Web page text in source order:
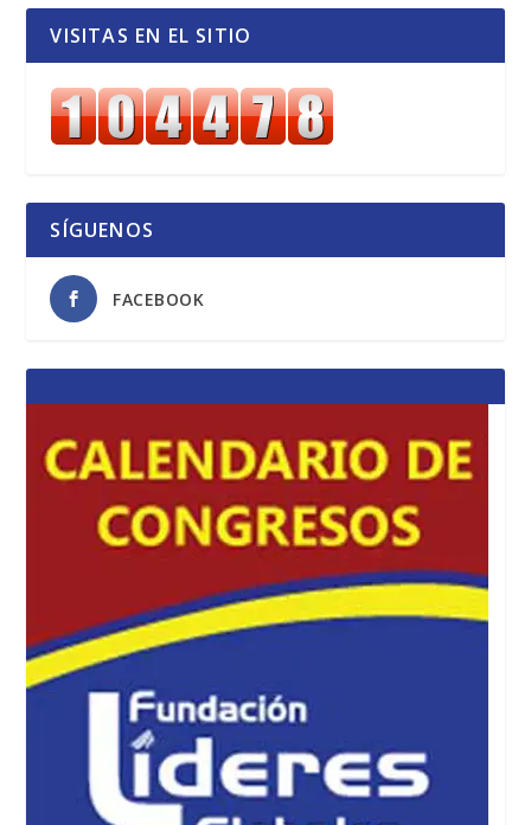
VISITAS EN EL SITIO
SÍGUENOS
FACEBOOK